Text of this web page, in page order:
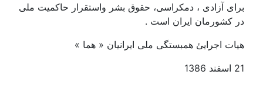
برای آزادی ، دمکراسی، حقوق بشر واستقرار حاکمیت ملی
در کشورمان ایران است .
هیات اجرایئ همبستگی ملی ایرانیان « هما »
21 اسفند 1386